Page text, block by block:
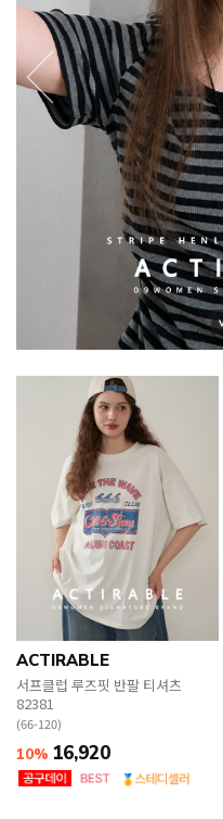
English
日本語
繁體中文
ACTIRABLE
서프클럽 루즈핏 반팔 티셔츠
82381
(66-120)
10% 16,920